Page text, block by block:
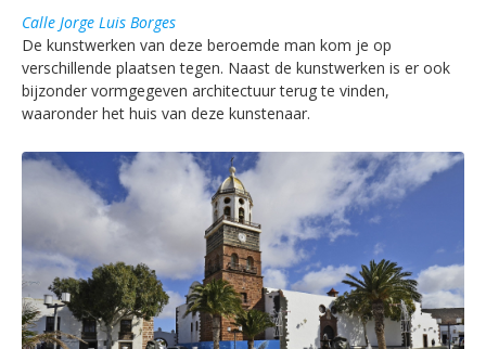
Calle Jorge Luis Borges
De kunstwerken van deze beroemde man kom je op
verschillende plaatsen tegen. Naast de kunstwerken is er ook
bijzonder vormgegeven architectuur terug te vinden,
waaronder het huis van deze kunstenaar.